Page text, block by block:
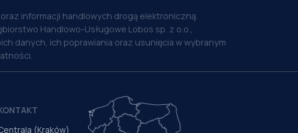
informacji handlowych drogą elektroniczną.
Handlowo-Usługowe Lobos sp. z o.o.,
danych, ich poprawiania oraz usunięcia w wybranym
(Kraków)